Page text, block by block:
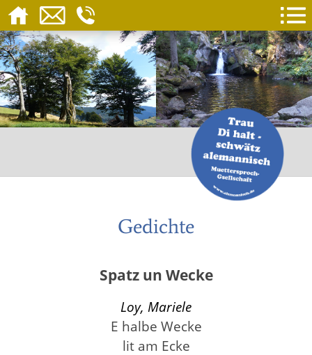
Gedichte
Spatz un Wecke
Loy, Mariele
E halbe Wecke
lit am Ecke